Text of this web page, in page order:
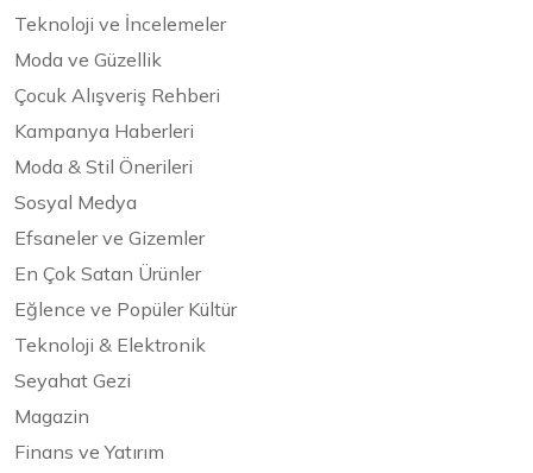
Teknoloji ve İncelemeler
Moda ve Güzellik
Çocuk Alışveriş Rehberi
Kampanya Haberleri
Moda & Stil Önerileri
Sosyal Medya
Efsaneler ve Gizemler
En Çok Satan Ürünler
Eğlence ve Popüler Kültür
Teknoloji & Elektronik
Seyahat Gezi
Magazin
Finans ve Yatırım